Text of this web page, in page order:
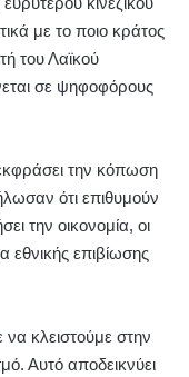
με το ποιο κράτος
του Λαϊκού
σε ψηφοφόρους
την κόπωση
ότι επιθυμούν
την οικονομία, οι
εθνικής επιβίωσης
κλειστούμε στην
Αυτό αποδεικνύει